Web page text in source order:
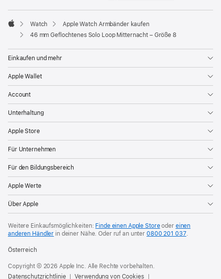
neues
Apple
Watch
Apple Watch Armbänder kaufen
46 mm Geflochtenes Solo Loop Mitternacht – Größe 8
Einkaufen und mehr
Apple Wallet
Account
Unterhaltung
Apple Store
Für Unternehmen
Für den Bildungsbereich
Apple Werte
Über Apple
Weitere Einkaufsmöglichkeiten: Finde einen Apple Storeoder einen
anderen Händler in deiner Nähe. Oder ruf an unter0800 201 037.
Österreich
Copyright © 2026 Apple Inc. Alle Rechte vorbehalten.
Datenschutzrichtlinie
Verwendung von Cookies